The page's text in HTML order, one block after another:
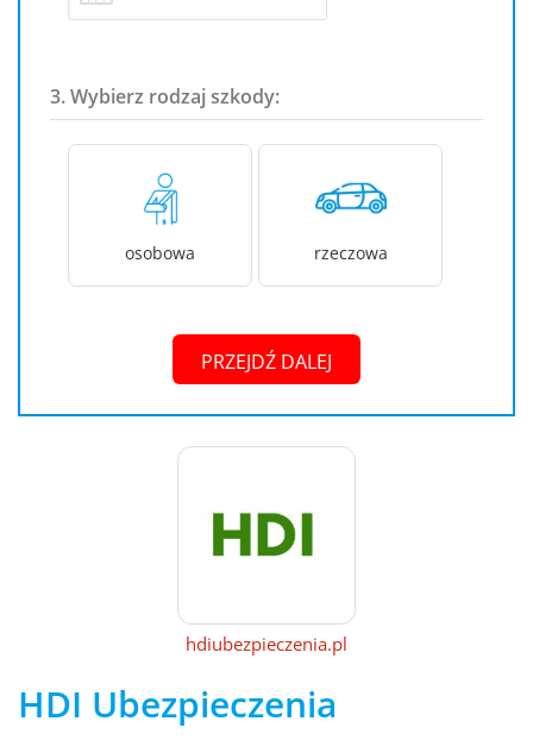
3. Wybierz rodzaj szkody:
osobowa rzeczowa
PRZEJDŹ DALEJ
hdiubezpieczenia.pl
HDI Ubezpieczenia